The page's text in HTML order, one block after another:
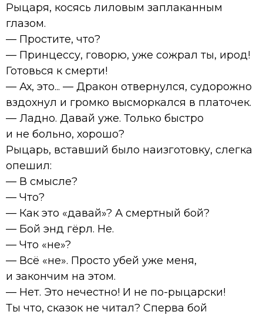
Рыцаря, косясь лиловым заплаканным
глазом.
— Простите, что?
— Принцессу, говорю, уже сожрал ты, ирод!
Готовься к смерти!
— Ах, это... — Дракон отвернулся, судорожно
вздохнул и громко высморкался в платочек.
— Ладно. Давай уже. Только быстро
и не больно, хорошо?
Рыцарь, вставший было наизготовку, слегка
опешил:
— В смысле?
— Что?
— Как это «давай»? А смертный бой?
— Бой энд гёрл. Не.
— Что «не»?
— Всё «не». Просто убей уже меня,
и закончим на этом.
— Нет. Это нечестно! И не по-рыцарски!
Ты что, сказок не читал? Сперва бой